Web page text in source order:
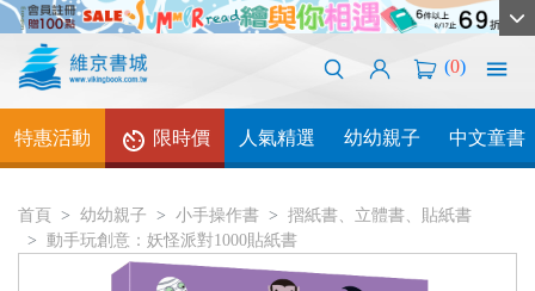
(0)
特惠活動 限時價 人氣精選 幼幼親子 中文童書
首頁 幼幼親子 小手操作書
摺紙書、立體書、貼紙書
動手玩創意：妖怪派對1000貼紙書